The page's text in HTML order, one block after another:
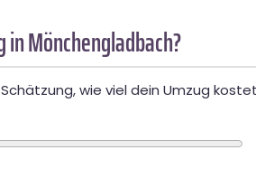
in Mönchengladbach?
wie viel dein Umzug